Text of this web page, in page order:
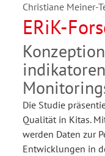
Christiane Meiner-
ERiK-
Die Studie
Qualität in Kitas.
werden Daten zur
Entwicklungen in